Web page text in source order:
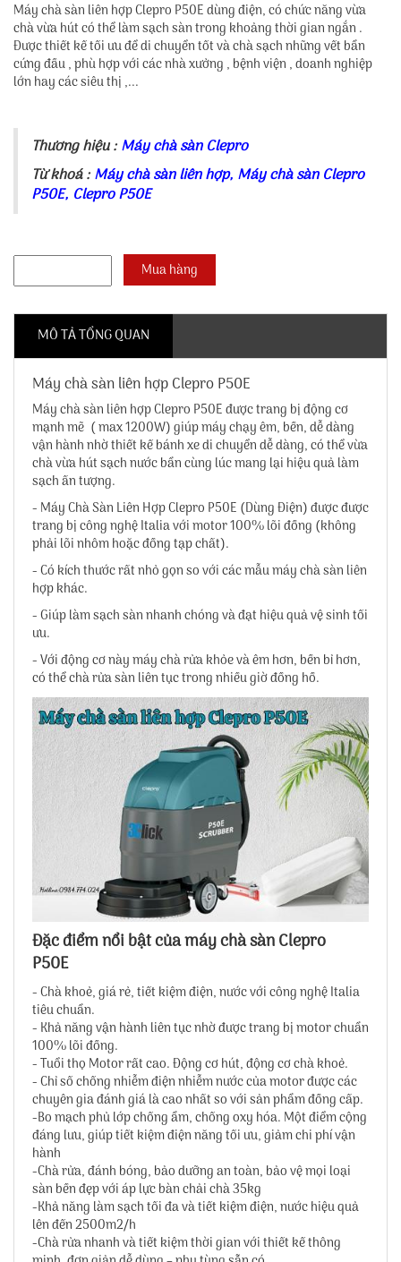
Máy chà sàn liên hợp Clepro P50E dùng điện, có chức năng vừa
chà vừa hút có thể làm sạch sàn trong khoảng thời gian ngắn .
Được thiết kế tối ưu để di chuyển tốt và chà sạch những vết bẩn
cứng đầu , phù hợp với các nhà xưởng , bệnh viện , doanh nghiệp
lớn hay các siêu thị ,...
Thương hiệu :Máy chà sàn Clepro
Từ khoá :Máy chà sàn liên hợp, Máy chà sàn Clepro
P50E, Clepro P50E
MÔ TẢ TỔNG QUAN
Máy chà sàn liên hợp Clepro P50E
Máy chà sàn liên hợp Clepro P50Eđược trang bị động cơ
mạnh mẽ ( max 1200W) giúp máy chạy êm, bền, dễ dàng
vận hành nhờ thiết kế bánh xe di chuyển dễ dàng, có thể vừa
chà vừa hút sạch nước bẩn cùng lúc mang lại hiệu quả làm
sạch ấn tượng.
- Máy Chà Sàn Liên Hợp Clepro P50E (Dùng Điện) được được
trang bị công nghệ Italia với motor 100% lõi đồng (không
phải lõi nhôm hoặc đồng tạp chất).
- Có kích thước rất nhỏ gọn so với các mẫu máy chà sàn liên
hợp khác.
- Giúp làm sạch sàn nhanh chóng và đạt hiệu quả vệ sinh tối
ưu.
- Với động cơ này máy chà rửa khỏe và êm hơn, bền bỉ hơn,
có thể chà rửa sàn liên tục trong nhiều giờ đồng hồ.
Đặc điểm nổi bật của máy chà sàn Clepro
P50E
- Chà khoẻ, giá rẻ, tiết kiệm điện, nước với công nghệ Italia
tiêu chuẩn.
- Khả năng vận hành liên tục nhờ được trang bị motor chuẩn
100% lõi đồng.
- Tuổi thọ Motor rất cao. Động cơ hút, động cơ chà khoẻ.
- Chỉ số chống nhiễm điện nhiễm nước của motor được các
chuyên gia đánh giá là cao nhất so với sản phẩm đồng cấp.
-Bo mạch phủ lớp chống ẩm, chống oxy hóa. Một điểm cộng
đáng lưu, giúp tiết kiệm điện năng tối ưu, giảm chi phí vận
hành
-Chà rửa, đánh bóng, bảo dưỡng an toàn, bảo vệ mọi loại
sàn bền đẹp với áp lực bàn chải chà 35kg
-Khả năng làm sạch tối đa và tiết kiệm điện, nước hiệu quả
lên đến 2500m2/h
-Chà rửa nhanh và tiết kiệm thời gian với thiết kế thông